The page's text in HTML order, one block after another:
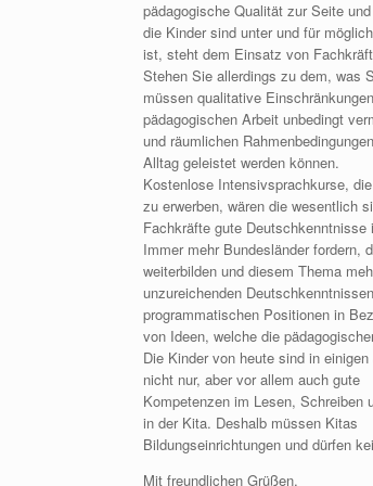
pädagogische Qualität zur Seite
die Kinder sind unter und für
ist, steht dem Einsatz von
Stehen Sie allerdings zu dem, was
müssen qualitative
pädagogischen Arbeit unbedingt
und räumlichen
Alltag geleistet werden können.
Kostenlose Intensivsprachkurse,
zu erwerben, wären die wesentlich
Fachkräfte gute
Immer mehr Bundesländer fordern,
weiterbilden und diesem Thema
unzureichenden
programmatischen Positionen in
von Ideen, welche die
Die Kinder von heute sind in
nicht nur, aber vor allem auch gute
Kompetenzen im Lesen, Schreiben
in der Kita. Deshalb müssen Kitas
Bildungseinrichtungen und dürfen
Mit freundlichen Grüßen,